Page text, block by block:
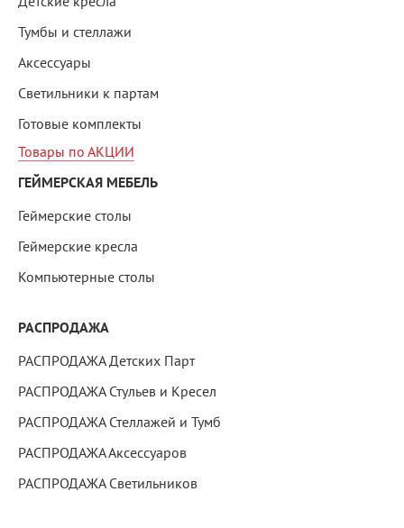
Тумбы и стеллажи
Аксессуары
Светильники к партам
Готовые комплекты
Товары по АКЦИИ
ГЕЙМЕРСКАЯ МЕБЕЛЬ
Геймерские столы
Геймерские кресла
Компьютерные столы
РАСПРОДАЖА
РАСПРОДАЖА Детских Парт
РАСПРОДАЖА Стульев и Кресел
РАСПРОДАЖА Стеллажей и Тумб
РАСПРОДАЖА Аксессуаров
РАСПРОДАЖА Светильников